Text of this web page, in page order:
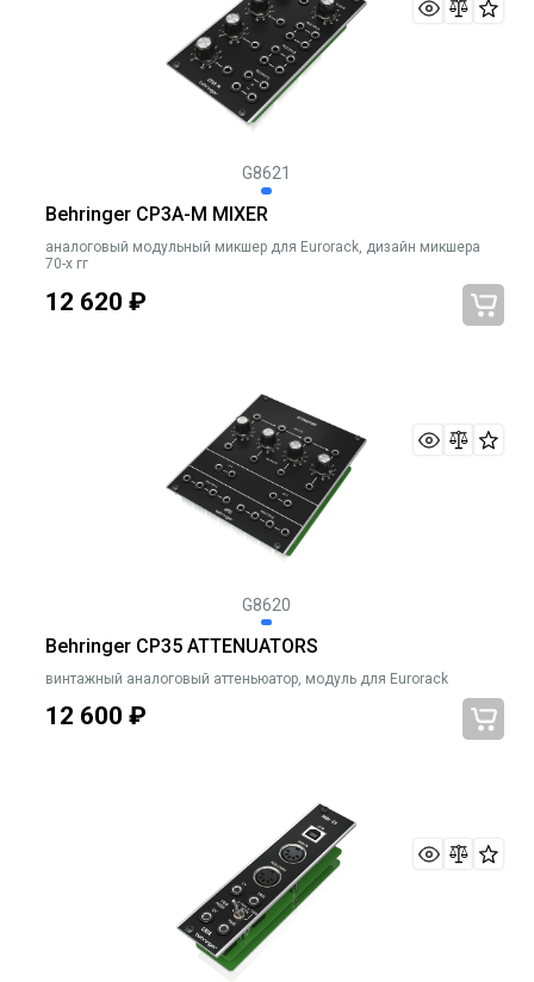
G8621
Behringer CP3A-M MIXER
аналоговый модульный микшер для Eurorack, дизайн микшера
70-х гг
12 620 ₽
G8620
Behringer CP35 ATTENUATORS
винтажный аналоговый аттеньюатор, модуль для Eurorack
12 600 ₽